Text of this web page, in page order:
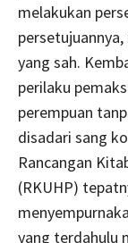
melakukan
yang sah.
perilaku
perempuan
disadari sang
Rancangan
(RKUHP)
yang terdahulu